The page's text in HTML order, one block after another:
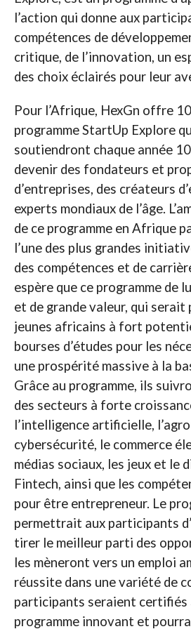
l’action qui donne aux
compétences de
critique, de l’innovation, un
des choix éclairés pour leur
Pour l’Afrique, HexGn offre
programme StartUp Explore
soutiendront chaque année
devenir des fondateurs et
d’entreprises, des créateurs
experts mondiaux de l’âge.
de ce programme en Afrique
l’une des plus grandes
des compétences et de
espère que ce programme de
et de grande valeur, qui serait
jeunes africains à fort
bourses d’études pour les
une prospérité massive à la
Grâce au programme, ils
des secteurs à forte
l’intelligence artificielle,
cybersécurité, le commerce
médias sociaux, les jeux et le
Fintech, ainsi que les
pour être entrepreneur. Le
permettrait aux participants
tirer le meilleur parti des
les mèneront vers un emploi
réussite dans une variété de
participants seraient certifiés
programme innovant et